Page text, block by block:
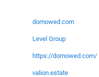
domowed.com
Level Group
https://domowed.com/
valion.estate